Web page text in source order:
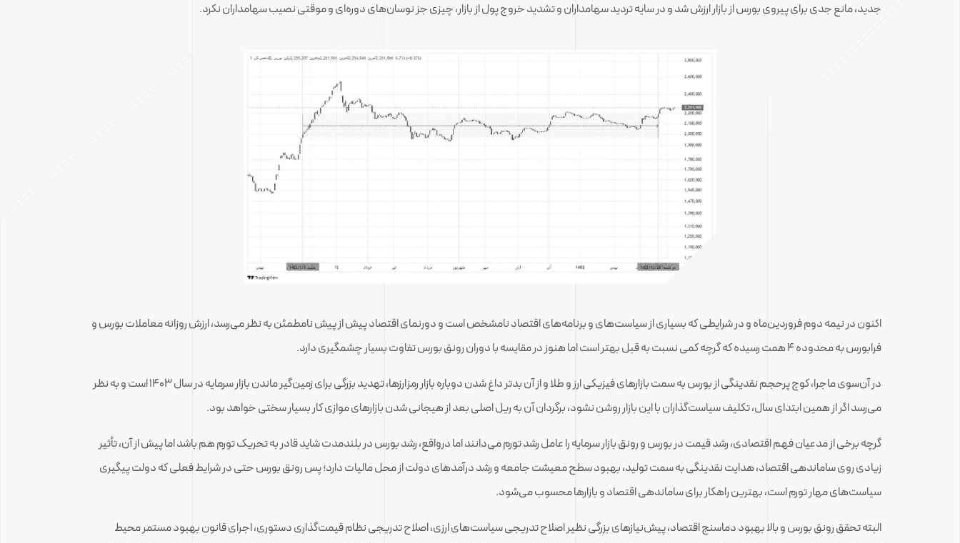
جدید، مانع جدی برای پیروی بورس از بازار ارزش شد و در سایه تردید سهامداران و تشدید خروج پول از بازار، چیزی جز نوسان‌های دوره‌ای و موقتی نصیب سهامداران نکرد.
اکنون در نیمه دوم فروردین‌ماه و در شرایطی که بسیاری از سیاست‌های و برنامه‌های اقتصاد نامشخص است و دورنمای اقتصاد پیش از پیش نامطمئن به نظر می‌رسد، ارزش روزانه معاملات بورس و
فرابورس به محدوده 4 همت رسیده که گرچه کمی نسبت به قبل بهتر است اما هنوز در مقایسه با دوران رونق بورس تفاوت بسیار چشمگیری دارد.
در آن‌سوی ماجرا، کوچ پرحجم نقدینگی از بورس به سمت بازارهای فیزیکی ارز و طلا و از آن بدتر داغ شدن دوباره بازار رمزارزها، تهدید بزرگی برای زمین‌گیر ماندن بازار سرمایه در سال 1403 است و به نظر
می‌رسد اگر از همین ابتدای سال، تکلیف سیاست‌گذاران با این بازار روشن نشود، برگردان آن به ریل اصلی بعد از هیجانی شدن بازارهای موازی کار بسیار سختی خواهد بود.
گرچه برخی از مدعیان فهم اقتصادی، رشد قیمت در بورس و رونق بازار سرمایه را عامل رشد تورم می‌دانند اما درواقع، رشد بورس در بلندمدت شاید قادر به تحریک تورم هم باشد اما پیش از آن، تأثیر
زیادی روی ساماندهی اقتصاد، هدایت نقدینگی به سمت تولید، بهبود سطح معیشت جامعه و رشد درآمدهای دولت از محل مالیات دارد؛ پس رونق بورس حتی در شرایط فعلی که دولت پیگیری
سیاست‌های مهار تورم است، بهترین راهکار برای ساماندهی اقتصاد و بازارها محسوب می‌شود.
البته تحقق رونق بورس و بالا بهبود دماسنج اقتصاد، پیش‌نیازهای بزرگی نظیر اصلاح تدریجی سیاست‌های ارزی، اصلاح تدریجی نظام قیمت‌گذاری دستوری، اجرای قانون بهبود مستمر محیط